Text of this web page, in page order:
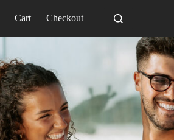
Cart Checkout